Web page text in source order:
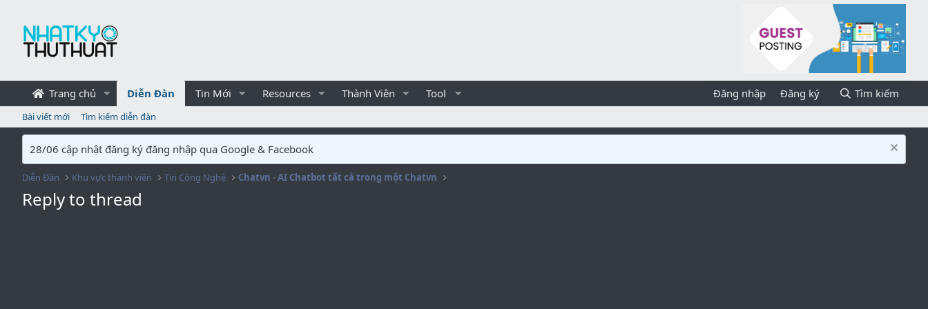
Trang chủ Diễn Đàn Tin Mới Resources Thành Viên Tool Đăng nhập Đăng ký Tìm kiếm
Bài viết mới Tìm kiếm diễn đàn
28/06 cập nhật đăng ký đăng nhập qua Google & Facebook
Diễn Đàn Khu vực thành viên Tin Công Nghệ Chatvn - AI Chatbot tất cả trong một Chatvn
Reply to thread